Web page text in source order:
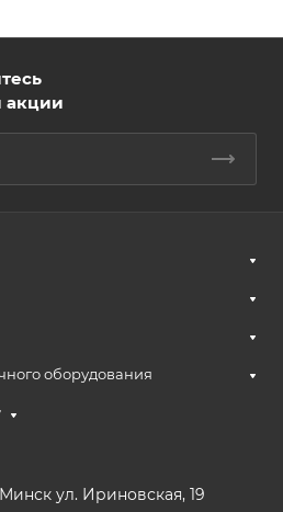
акции
оборудования
ул. Ириновская, 19